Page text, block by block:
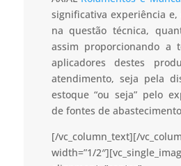
significativa experiência
na questão técnica,
assim proporcionando a
aplicadores destes
atendimento, seja pela
estoque “ou seja” pelo
de fontes de
[/vc_column_text][/
width=”1/